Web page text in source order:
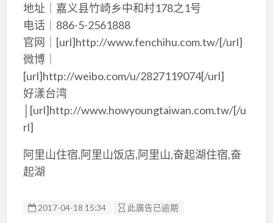
地址｜嘉义县竹崎乡中和村178之1号
电话｜886-5-2561888
官网｜[url]http://www.fenchihu.com.tw/[/url]
微博｜
[url]http://weibo.com/u/2827119074[/url]
好漾台湾
│[url]http://www.howyoungtaiwan.com.tw/[/u
rl]
阿里山住宿,阿里山饭店,阿里山,奋起湖住宿,奋
起湖
2017-04-18 15:34 此廣告已逾期